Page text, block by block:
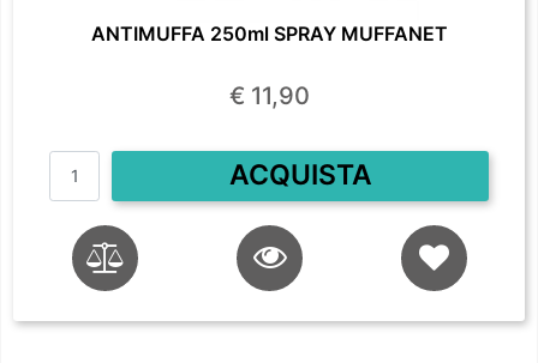
ANTIMUFFA 250ml SPRAY MUFFANET
€ 11,90
Quantità
ACQUISTA